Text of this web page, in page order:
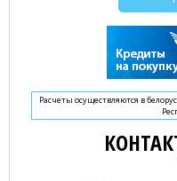
Расчеты осуществляются в